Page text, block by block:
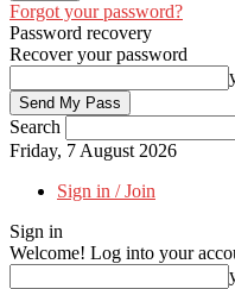
Forgot your password?
Password recovery
Recover your password
Search
Friday, 7 August 2026
Sign in / Join
Sign in
Welcome! Log into your